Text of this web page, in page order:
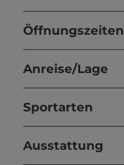
Öffnungszeiten
Anreise/Lage
Sportarten
Ausstattung